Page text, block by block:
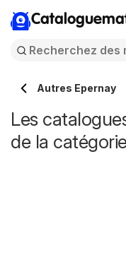
Autres Epernay
Les
de la